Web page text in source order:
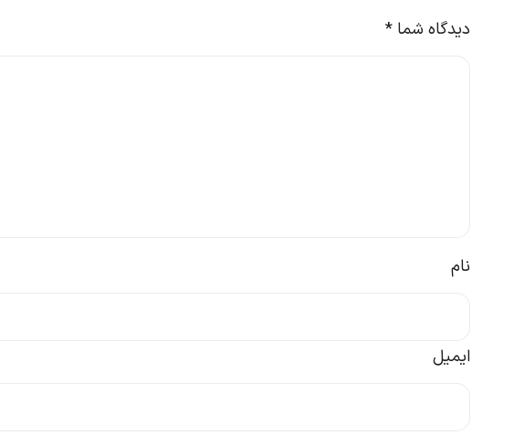
دیدگاه شما *
نام
ایمیل